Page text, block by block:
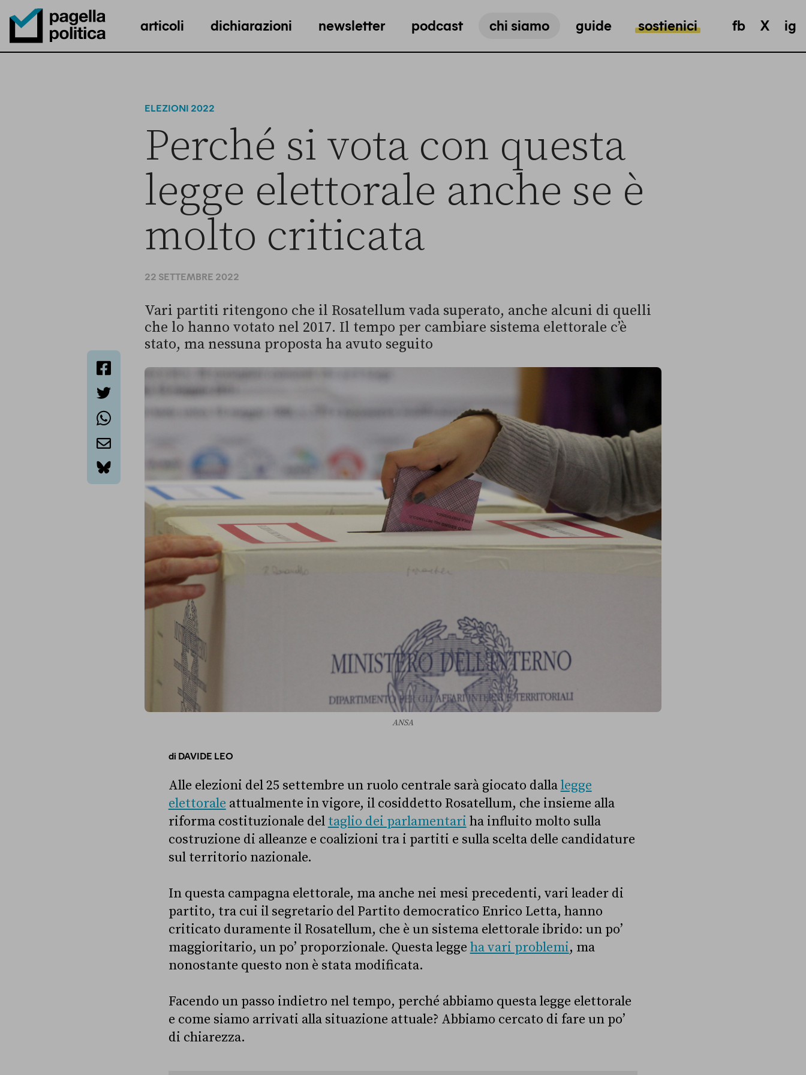
Pagella Politica Logo
articoli dichiarazioni newsletter podcast chi siamo guide sostienici fb X ig
ELEZIONI 2022
Perché si vota con questa
legge elettorale anche se è
molto criticata
22 SETTEMBRE 2022
bluesky
Vari partiti ritengono che il Rosatellum vada superato, anche alcuni di quelli
che lo hanno votato nel 2017. Il tempo per cambiare sistema elettorale c’è
stato, ma nessuna proposta ha avuto seguito
ANSA
di DAVIDE LEO
Alle elezioni del 25 settembre un ruolo centrale sarà giocato dallalegge
elettorale attualmente in vigore, il cosiddetto Rosatellum, che insieme alla
riforma costituzionale del taglio dei parlamentari ha influito molto sulla
costruzione di alleanze e coalizioni tra i partiti e sulla scelta delle candidature
sul territorio nazionale.
In questa campagna elettorale, ma anche nei mesi precedenti, vari leader di
partito, tra cui il segretario del Partito democratico Enrico Letta, hanno
criticato duramente il Rosatellum, che è un sistema elettorale ibrido: un po’
maggioritario, un po’ proporzionale. Questa legge ha vari problemi, ma
nonostante questo non è stata modificata.
Facendo un passo indietro nel tempo, perché abbiamo questa legge elettorale
e come siamo arrivati alla situazione attuale? Abbiamo cercato di fare un po’
di chiarezza.